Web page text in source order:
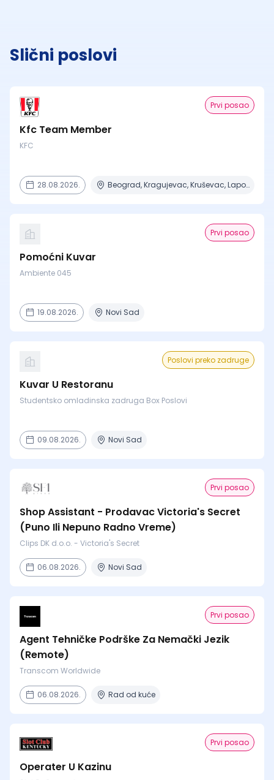
Slični poslovi
Prvi posao
Kfc Team Member
KFC
28.08.2026. Beograd, Kragujevac, Kruševac, Lapovo, Niš + 4 mesta
Prvi posao
Pomoćni Kuvar
Ambiente 045
19.08.2026. Novi Sad
Poslovi preko zadruge
Kuvar U Restoranu
Studentsko omladinska zadruga Box Poslovi
09.08.2026. Novi Sad
Prvi posao
Shop Assistant - Prodavac Victoria's Secret
(Puno Ili Nepuno Radno Vreme)
Clips DK d.o.o. - Victoria's Secret
06.08.2026. Novi Sad
Prvi posao
Agent Tehničke Podrške Za Nemački Jezik
(Remote)
Transcom Worldwide
06.08.2026. Rad od kuće
Prvi posao
Operater U Kazinu